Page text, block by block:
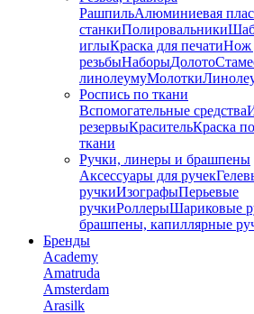
РашпильАлюминиевая
станкиПолировальники
иглыКраска для печатиНож
резьбыНаборыДолото
линолеумуМолотки
Роспись по ткани
Вспомогательные средства
резервыКрасительКраска
ткани
Ручки, линеры и брашпены
Аксессуары для ручек
ручкиИзографыПерьевые
ручкиРоллерыШариковые
брашпены, капиллярные
Бренды
Academy
Amatruda
Amsterdam
Arasilk